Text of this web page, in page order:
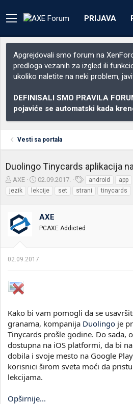
PRIJAVA
Apgrejdovali smo forum na
predloga vezanih za izgled ili
ukoliko naletite na neki problem,
DEFINISALI SMO PRAVILA
pojaviće se automatski kada
Vesti sa portala
Duolingo Tinycards aplikacija
Z
a
č
t
n
e
e
AXE
D
a
t
m
p
e
02.09.2017.
z
n
e
android app
jezik
lekcije set strani tinycards
AXE
PCAXE Addicted
02.09.2017.
Kako bi vam pomogli da se
granama, kompanija Duolingo je
Tinycards prošle godine. Do sada,
dostupna na iOS platformi, da bi
dobila i svoje mesto na Google
korisnici širom sveta moći da
lekcijama.
Opširnije...